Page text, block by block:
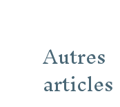
Autres
articles